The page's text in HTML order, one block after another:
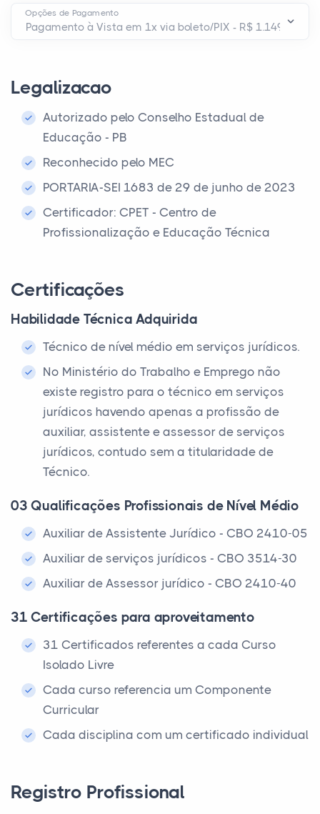
Opções de Pagamento
Legalizacao
Autorizado pelo Conselho Estadual de
Educação - PB
Reconhecido pelo MEC
PORTARIA-SEI 1683 de 29 de junho de 2023
Certificador: CPET - Centro de
Profissionalização e Educação Técnica
Certificações
Habilidade Técnica Adquirida
Técnico de nível médio em serviços jurídicos.
No Ministério do Trabalho e Emprego não
existe registro para o técnico em serviços
jurídicos havendo apenas a profissão de
auxiliar, assistente e assessor de serviços
jurídicos, contudo sem a titularidade de
Técnico.
03 Qualificações Profissionais de Nível Médio
Auxiliar de Assistente Jurídico - CBO 2410-05
Auxiliar de serviços jurídicos - CBO 3514-30
Auxiliar de Assessor jurídico - CBO 2410-40
31 Certificações para aproveitamento
31 Certificados referentes a cada Curso
Isolado Livre
Cada curso referencia um Componente
Curricular
Cada disciplina com um certificado individual
Registro Profissional